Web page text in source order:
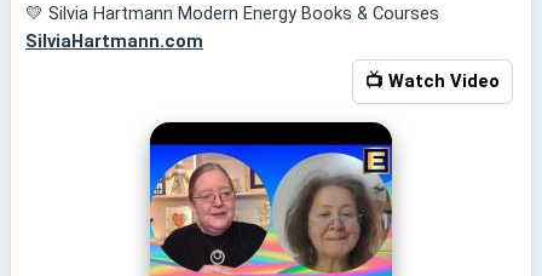
💛 Silvia Hartmann Modern Energy Books & Courses
SilviaHartmann.com
📺 Watch Video